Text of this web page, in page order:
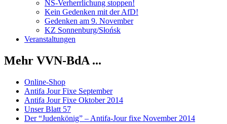
NS-Verherrlichung stoppen!
Kein Gedenken mit der AfD!
Gedenken am 9. November
KZ Sonnenburg/Słońsk
Veranstaltungen
Mehr VVN-BdA ...
Online-Shop
Antifa Jour Fixe September
Antifa Jour Fixe Oktober 2014
Unser Blatt 57
Der “Judenkönig” – Antifa-Jour fixe November 2014